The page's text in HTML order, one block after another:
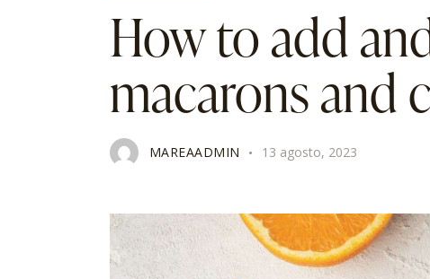
How to add
macarons and
MAREAADMIN 13 agosto, 2023